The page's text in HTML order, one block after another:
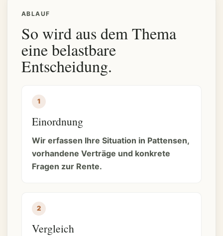
ABLAUF
So wird aus dem Thema
eine belastbare
Entscheidung.
Einordnung
Wir erfassen Ihre Situation in Pattensen,
vorhandene Verträge und konkrete
Fragen zur Rente.
Vergleich